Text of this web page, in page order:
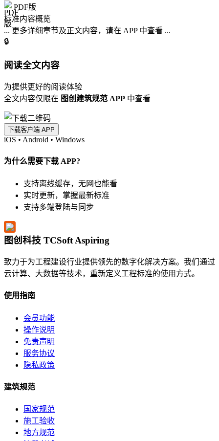
PDF版
标准内容概览
... 更多详细章节及正文内容，请在 APP 中查看 ...
🔒
阅读全文内容
为提供更好的阅读体验
全文内容仅限在 图创建筑规范 APP 中查看
下载客户端 APP
iOS • Android • Windows
为什么需要下载 APP?
支持离线缓存，无网也能看
实时更新，掌握最新标准
支持多端登陆与同步
图创科技 TCSoft Aspiring
致力于为工程建设行业提供领先的数字化解决方案。我们通过
云计算、大数据等技术，重新定义工程标准的使用方式。
使用指南
会员功能
操作说明
免责声明
服务协议
隐私政策
建筑规范
国家规范
施工验收
地方规范